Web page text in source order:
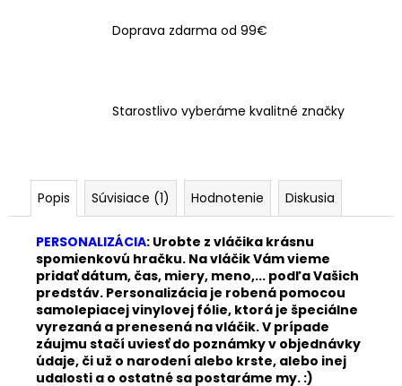
Doprava zdarma od 99€
Starostlivo vyberáme kvalitné značky
Popis Súvisiace (1) Hodnotenie Diskusia
PERSONALIZÁCIA: Urobte z vláčika krásnu
spomienkovú hračku. Na vláčik Vám vieme
pridať dátum, čas, miery, meno,... podľa Vašich
predstáv. Personalizácia je robená pomocou
samolepiacej vinylovej fólie, ktorá je špeciálne
vyrezaná a prenesená na vláčik. V prípade
záujmu stačí uviesť do poznámky v objednávky
údaje, či už o narodení alebo krste, alebo inej
udalosti a o ostatné sa postaráme my. :)